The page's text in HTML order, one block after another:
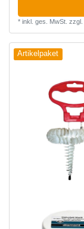
* inkl. ges. MwSt. zzgl.
Artikelpaket